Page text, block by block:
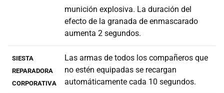
munición explosiva. La duración del
efecto de la granada de enmascarado
aumenta 2 segundos.
SIESTA
REPARADORA
CORPORATIVA
Las armas de todos los compañeros que
no estén equipadas se recargan
automáticamente cada 10 segundos.